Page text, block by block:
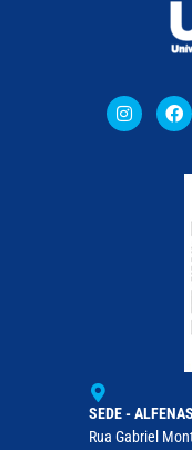
SEDE - ALFENAS
Rua Gabriel